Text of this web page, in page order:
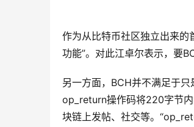
作为从比特币社区独立出来的
功能”。对此江卓尔表示，要
另一方面，BCH并不满足于
op_return操作码将220字节
块链上发帖、社交等。